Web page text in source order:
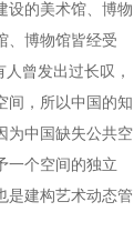
设的美术馆、博物
、博物馆皆经受
曾发出过长叹，
间，所以中国的知
为中国缺失公共空
一个空间的独立
是建构艺术动态管